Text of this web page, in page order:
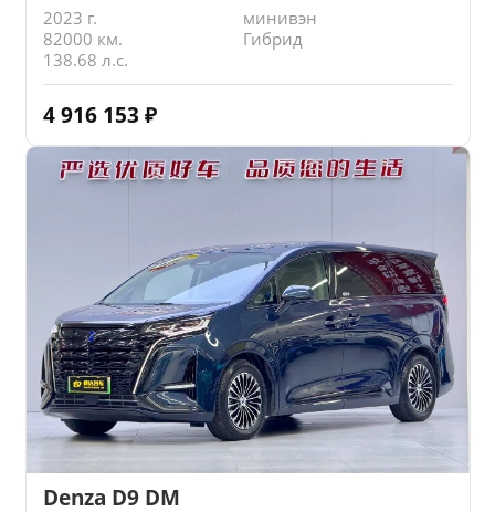
2023 г.
минивэн
82000 км.
Гибрид
138.68 л.с.
4 916 153 ₽
Denza D9 DM